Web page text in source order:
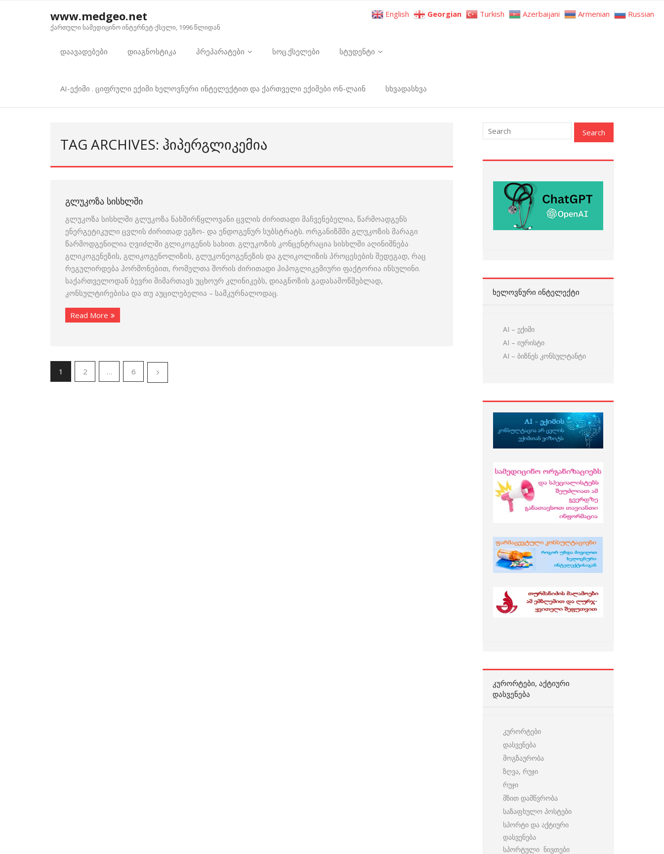
www.medgeo.net
ქართული სამედიცინო ინტერნეტ-ქსელი, 1996 წლიდან
დაავადებები დიაგნოსტიკა პრეპარატები სოც.ქსელები სტუდენტი
AI-ექიმი . ციფრული ექიმი ხელოვნური ინტელექტით და ქართველი ექიმები ონ-ლაინ სხვადასხვა
TAG ARCHIVES: ᲰᲘᲞᲔᲠᲒᲚᲘᲙᲔᲛᲘᲐ
ᲒᲚᲣᲙᲝᲖᲐ ᲡᲘᲡᲮᲚᲨᲘ
გლუკოზა სისხლში გლუკოზა ნახშირწყლოვანი ცვლის ძირითადი მაჩვენებელია, წარმოადგენს
ენერგეტიკული ცვლის ძირითად ეგზო- და ენდოგენურ სუბსტრატს. ორგანიზმში გლუკოზის მარაგი
წარმოდგენილია ღვიძლში გლიკოგენის სახით. გლუკოზის კონცენტრაცია სისხლში აღინიშნება
გლიკოგენეზის, გლიკოგენოლიზის, გლუკონეოგენეზის და გლიკოლიზის პროცესების შედეგად, რაც
რეგულირდება ჰორმონებით, რომელთა შორის ძირითადი ჰიპოგლიკემიური ფაქტორია ინსულინი.
საქართველოდან ბევრი მიმართავს უცხოურ კლინიკებს, დიაგნოზის გადასამოწმებლად,
კონსულტირებისა და თუ აუცილებელია – სამკურნალოდაც.
Read More
1 2 … 6
ᲮᲔᲚᲝᲕᲜᲣᲠᲘ ᲘᲜᲢᲔᲚᲔᲥᲢᲘ
AI – ექიმი
AI – იურისტი
AI – ბიზნეს კონსულტანტი
ᲙᲣᲠᲝᲠᲢᲔᲑᲘ, ᲐᲥᲢᲘᲣᲠᲘ
ᲓᲐᲡᲕᲔᲜᲔᲑᲐ
კურორტები
დასვენება
მოგზაურობა
ზღვა, რუჯი
რუჯი
მზით დამწვრობა
საზაფხულო პოსტები
სპორტი და აქტიური
დასვენება
სპორტული ნივთები
English Georgian Turkish Azerbaijani Armenian Russian